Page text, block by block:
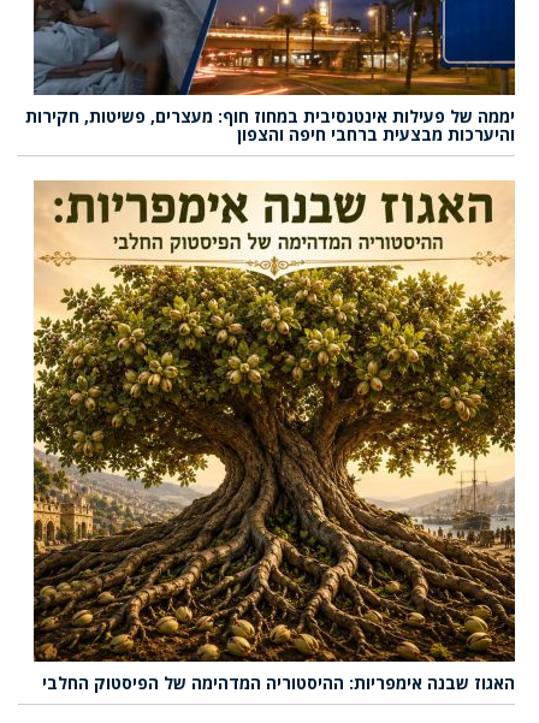
יממה של פעילות אינטנסיבית במחוז חוף: מעצרים, פשיטות, חקירות
והיערכות מבצעית ברחבי חיפה והצפון
האגוז שבנה אימפריות: ההיסטוריה המדהימה של הפיסטוק החלבי